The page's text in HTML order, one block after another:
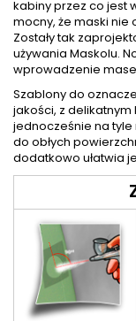
kabiny przez co jest
mocny, że maski nie
Zostały tak
używania Maskolu.
wprowadzenie
Szablony do
jakości, z
jednocześnie na
do obłych
dodatkowo ułatwia